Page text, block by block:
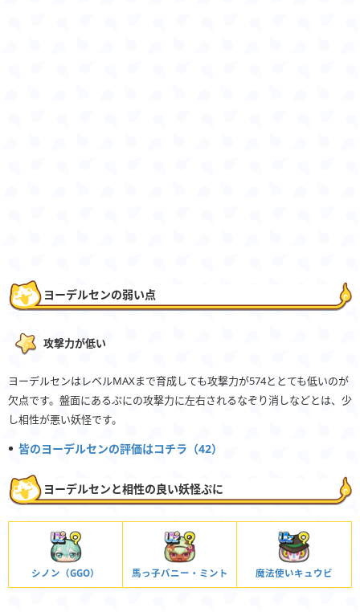
ヨーデルセンの弱い点
攻撃力が低い
ヨーデルセンはレベルMAXまで育成しても攻撃力が574ととても低いのが
欠点です。盤面にあるぷにの攻撃力に左右されるなぞり消しなどとは、少
し相性が悪い妖怪です。
皆のヨーデルセンの評価はコチラ（42）
ヨーデルセンと相性の良い妖怪ぷに
シノン（GGO） 馬っ子バニー・ミント 魔法使いキュウビ